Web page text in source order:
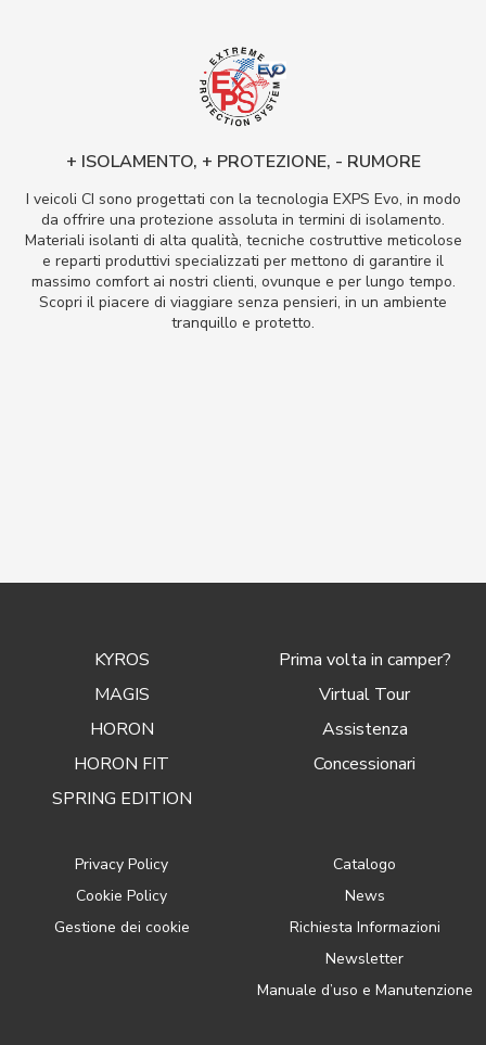
+ ISOLAMENTO, + PROTEZIONE, - RUMORE
I veicoli CI sono progettati con la tecnologia EXPS Evo, in modo
da offrire una protezione assoluta in termini di isolamento.
Materiali isolanti di alta qualità, tecniche costruttive meticolose
e reparti produttivi specializzati per mettono di garantire il
massimo comfort ai nostri clienti, ovunque e per lungo tempo.
Scopri il piacere di viaggiare senza pensieri, in un ambiente
tranquillo e protetto.
KYROS
MAGIS
HORON
HORON FIT
SPRING EDITION
Prima volta in camper?
Virtual Tour
Assistenza
Concessionari
Privacy Policy
Cookie Policy
Gestione dei cookie
Catalogo
News
Richiesta Informazioni
Newsletter
Manuale d’uso e Manutenzione